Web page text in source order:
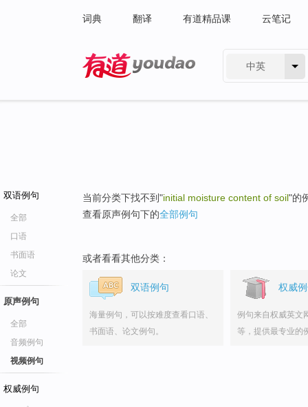
词典 翻译 有道精品课 云笔记
中英
双语例句
全部
口语
书面语
论文
原声例句
全部
音频例句
视频例句
权威例句
当前分类下找不到"initial moisture content of soil"的
查看原声例句下的全部例句
或者看看其他分类：
双语例句
海量例句，可以按难度查看口语、
书面语、论文例句。
权威
例句来自权威英文
等，提供最专业的